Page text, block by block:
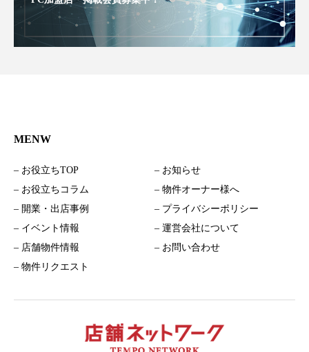
MENW
– お役立ちTOP
– お役立ちコラム
– 開業・出店事例
– イベント情報
– 店舗物件情報
– 物件リクエスト
– お知らせ
– 物件オーナー様へ
– プライバシーポリシー
– 運営会社について
– お問い合わせ